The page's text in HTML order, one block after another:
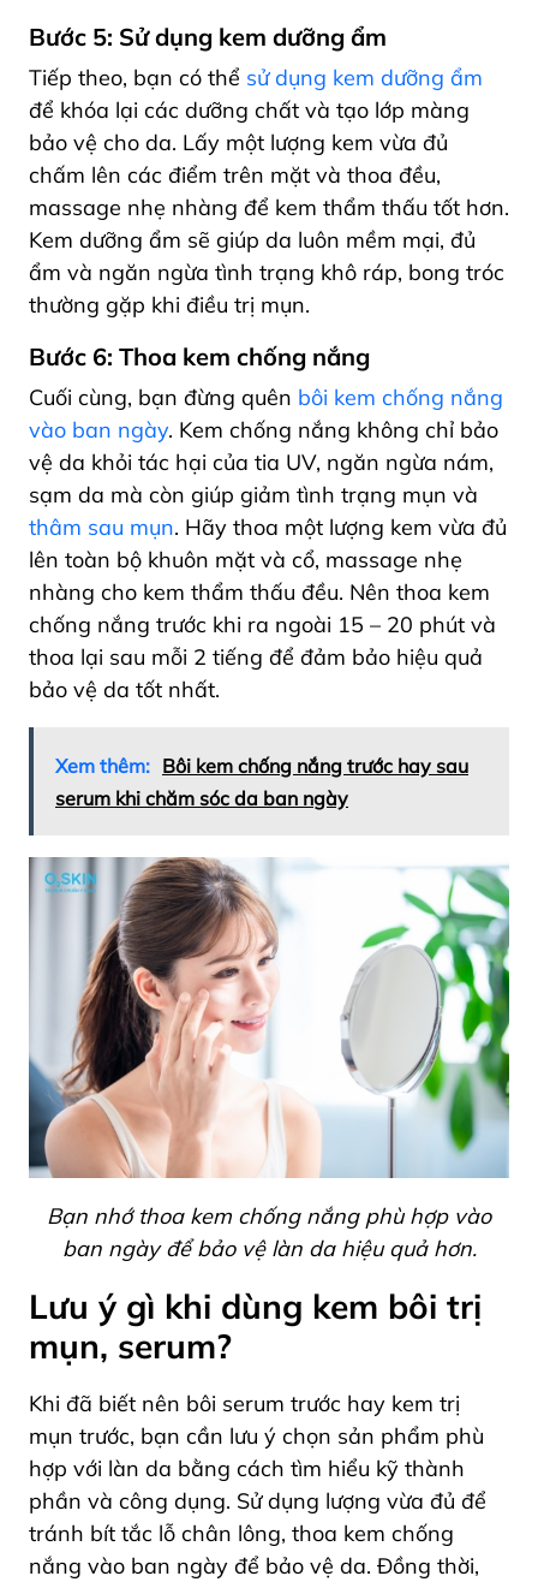
Bước 5: Sử dụng kem dưỡng ẩm
Tiếp theo, bạn có thể sử dụng kem dưỡng ẩm
để khóa lại các dưỡng chất và tạo lớp màng
bảo vệ cho da. Lấy một lượng kem vừa đủ
chấm lên các điểm trên mặt và thoa đều,
massage nhẹ nhàng để kem thẩm thấu tốt hơn.
Kem dưỡng ẩm sẽ giúp da luôn mềm mại, đủ
ẩm và ngăn ngừa tình trạng khô ráp, bong tróc
thường gặp khi điều trị mụn.
Bước 6: Thoa kem chống nắng
Cuối cùng, bạn đừng quên bôi kem chống nắng
vào ban ngày. Kem chống nắng không chỉ bảo
vệ da khỏi tác hại của tia UV, ngăn ngừa nám,
sạm da mà còn giúp giảm tình trạng mụn và
thâm sau mụn. Hãy thoa một lượng kem vừa đủ
lên toàn bộ khuôn mặt và cổ, massage nhẹ
nhàng cho kem thẩm thấu đều. Nên thoa kem
chống nắng trước khi ra ngoài 15 – 20 phút và
thoa lại sau mỗi 2 tiếng để đảm bảo hiệu quả
bảo vệ da tốt nhất.
Xem thêm: Bôi kem chống nắng trước hay sau
serum khi chăm sóc da ban ngày
Bạn nhớ thoa kem chống nắng phù hợp vào
ban ngày để bảo vệ làn da hiệu quả hơn.
Lưu ý gì khi dùng kem bôi trị
mụn, serum?
Khi đã biết nên bôi serum trước hay kem trị
mụn trước, bạn cần lưu ý chọn sản phẩm phù
hợp với làn da bằng cách tìm hiểu kỹ thành
phần và công dụng. Sử dụng lượng vừa đủ để
tránh bít tắc lỗ chân lông, thoa kem chống
nắng vào ban ngày để bảo vệ da. Đồng thời,